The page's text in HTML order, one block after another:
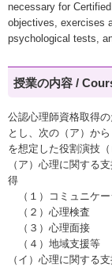
necessary for
objectives, exercises
psychological tests,
授業の内容 /
公認心理師資格取得
とし、次の（ア）か
を想定した役割演技
（ア）心理に関する
得
（１）コミュニケー
（２）心理検査
（３）心理面接
（４）地域支援等
（イ）心理に関する